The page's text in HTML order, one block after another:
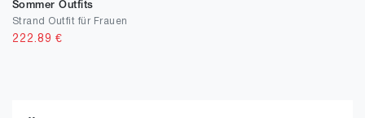
Sommer Outfits
Strand Outfit für Frauen
222.89 €